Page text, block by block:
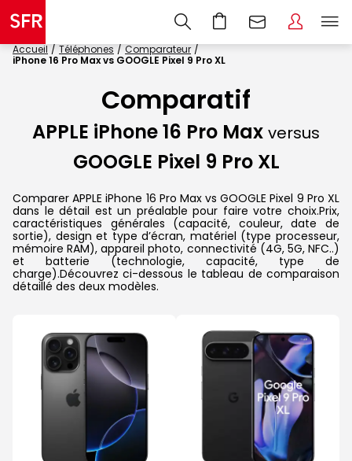
Accueil Téléphones
Comparateur
iPhone 16 Pro Max vs GOOGLE Pixel 9 Pro XL
Comparatif
APPLE iPhone 16 Pro Max versus
GOOGLE Pixel 9 Pro XL
Comparer APPLE iPhone 16 Pro Max vs GOOGLE Pixel 9 Pro XL
dans le détail est un préalable pour faire votre choix.Prix,
caractéristiques générales (capacité, couleur, date de
sortie), design et type d’écran, matériel (type processeur,
mémoire RAM), appareil photo, connectivité (4G, 5G, NFC..)
et batterie (technologie, capacité, type de
charge).Découvrez ci-dessous le tableau de comparaison
détaillé des deux modèles.